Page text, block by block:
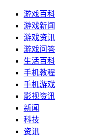
游戏百科
游戏新闻
游戏资讯
游戏问答
生活百科
手机教程
手机游戏
影视资讯
新闻
科技
资讯